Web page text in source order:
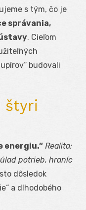
s tým, čo je
správania,
. Cieľom
budovali
štyri
energiu.“ Realita:
potrieb, hraníc
dôsledok
a dlhodobého